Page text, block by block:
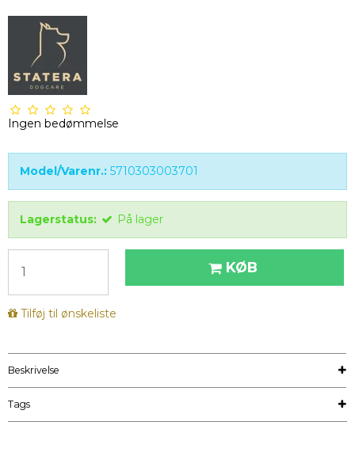
Ingen bedømmelse
Model/Varenr.: 5710303003701
Lagerstatus: På lager
KØB
Tilføj til ønskeliste
Beskrivelse
Tags